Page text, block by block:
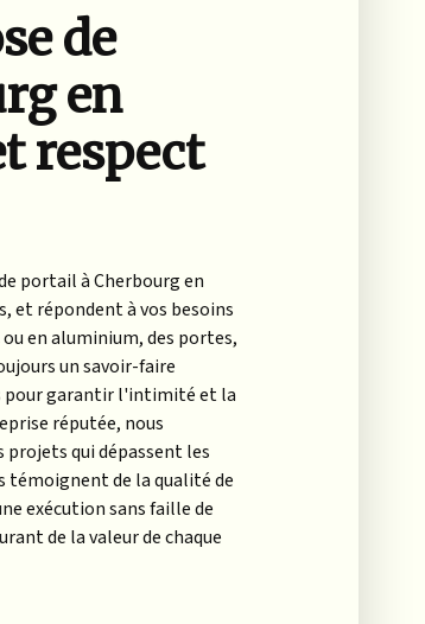
de
en
respect
portail à Cherbourg en
et répondent à vos besoins
en aluminium, des portes,
un savoir-faire
pour garantir l'intimité et la
réputée, nous
qui dépassent les
témoignent de la qualité de
exécution sans faille de
de la valeur de chaque